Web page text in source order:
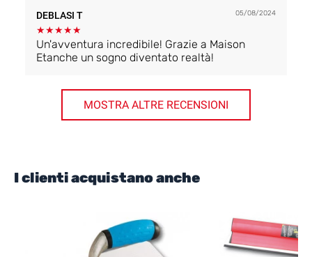
primario era più che limitata. Per gli altri
prodotti, nessun problema o addirittura troppo
(soprattutto per lo stucco poroso e il cemento
con cui sono riuscito a realizzare tre strati, di
DEBLASI T 05/08/2024
★★★★★
Un'avventura incredibile! Grazie a Maison
Etanche un sogno diventato realtà!
MOSTRA ALTRE RECENSIONI
I clienti acquistano anche